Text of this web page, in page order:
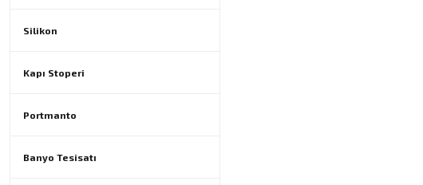
Silikon
Kapı Stoperi
Portmanto
Banyo Tesisatı